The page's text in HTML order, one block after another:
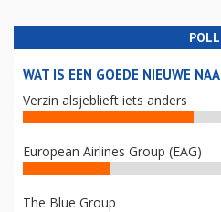
POLL
WAT IS EEN GOEDE NIEUWE
Verzin alsjeblieft iets anders
European Airlines Group (EAG)
The Blue Group